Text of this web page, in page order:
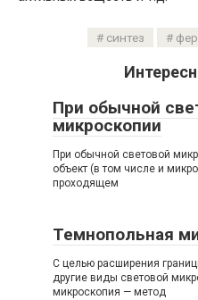
синтез
При обычной
микроскопии
При обычной световой
объект (в том числе и
проходящем
Темнопольная
С целью расширения
другие виды световой
микроскопия — метод